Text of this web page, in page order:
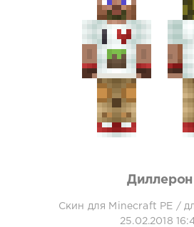
Диллерон
Скин для Minecraft PE /
25.02.2018